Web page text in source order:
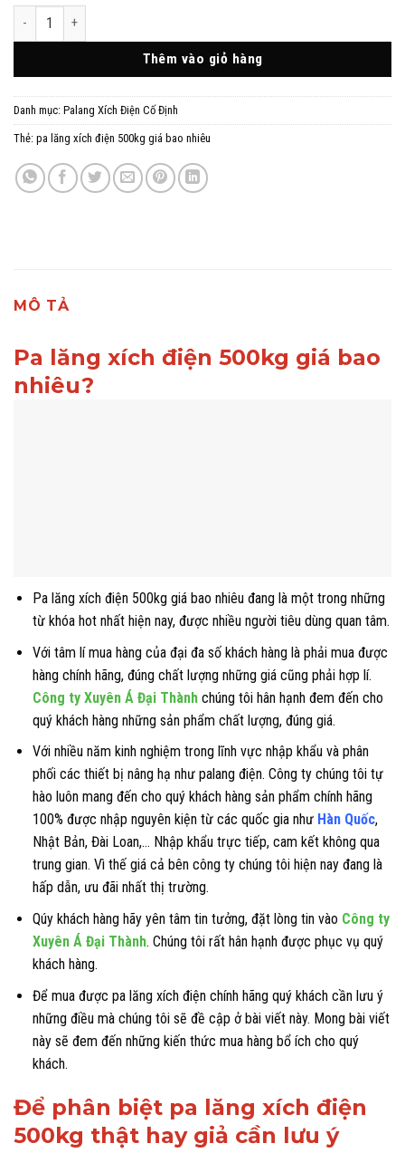
Pa lăng xích điện 500kg giá bao nhiêu? số lượng
Thêm vào giỏ hàng
Danh mục: Palang Xích Điện Cố Định
Thẻ: pa lăng xích điện 500kg giá bao nhiêu
MÔ TẢ
Pa lăng xích điện 500kg giá bao
nhiêu?
Pa lăng xích điện 500kg giá bao nhiêu đang là một trong những
từ khóa hot nhất hiện nay, được nhiều người tiêu dùng quan tâm.
Với tâm lí mua hàng của đại đa số khách hàng là phải mua được
hàng chính hãng, đúng chất lượng những giá cũng phải hợp lí.
Công ty Xuyên Á Đại Thành chúng tôi hân hạnh đem đến cho
quý khách hàng những sản phẩm chất lượng, đúng giá.
Với nhiều năm kinh nghiệm trong lĩnh vực nhập khẩu và phân
phối các thiết bị nâng hạ như palang điện. Công ty chúng tôi tự
hào luôn mang đến cho quý khách hàng sản phẩm chính hãng
100% được nhập nguyên kiện từ các quốc gia như Hàn Quốc,
Nhật Bản, Đài Loan,… Nhập khẩu trực tiếp, cam kết không qua
trung gian. Vì thế giá cả bên công ty chúng tôi hiện nay đang là
hấp dẫn, ưu đãi nhất thị trường.
Qúy khách hàng hãy yên tâm tin tưởng, đặt lòng tin vào Công ty
Xuyên Á Đại Thành. Chúng tôi rất hân hạnh được phục vụ quý
khách hàng.
Để mua được pa lăng xích điện chính hãng quý khách cần lưu ý
những điều mà chúng tôi sẽ đề cập ở bài viết này. Mong bài viết
này sẽ đem đến những kiến thức mua hàng bổ ích cho quý
khách.
Để phân biệt pa lăng xích điện
500kg thật hay giả cần lưu ý